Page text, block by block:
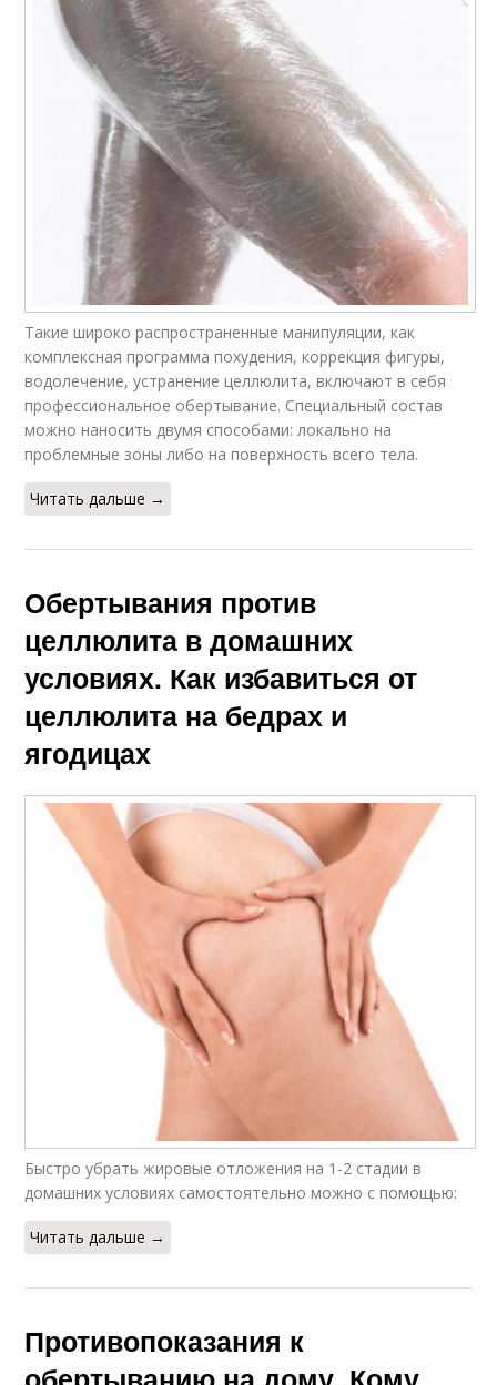
Такие широко распространенные манипуляции, как
комплексная программа похудения, коррекция фигуры,
водолечение, устранение целлюлита, включают в себя
профессиональное обертывание. Специальный состав
можно наносить двумя способами: локально на
проблемные зоны либо на поверхность всего тела.
Читать дальше →
Обертывания против
целлюлита в домашних
условиях. Как избавиться от
целлюлита на бедрах и
ягодицах
Быстро убрать жировые отложения на 1-2 стадии в
домашних условиях самостоятельно можно с помощью:
Читать дальше →
Противопоказания к